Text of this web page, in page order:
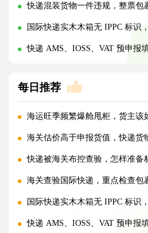
快递混装货物一件违规，整票包裹都会被扣
国际快递实木木箱无 IPPC 标识，一定会被
快递 AMS、IOSS、VAT 预申报填错，会带
每日推荐
海运旺季频繁爆舱甩柜，货主该如何提前锁
海关估价高于申报货值，快递货物该如
快递被海关布控查验，怎样准备材料快速
海关查验国际快递，重点检查包裹里哪
国际快递实木木箱无 IPPC 标识，一定会被
快递 AMS、IOSS、VAT 预申报填错，会带